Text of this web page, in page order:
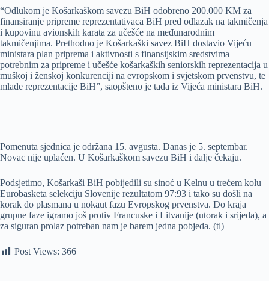
“Odlukom je Košarkaškom savezu BiH odobreno 200.000 KM za
finansiranje pripreme reprezentativaca BiH pred odlazak na takmičenja
i kupovinu avionskih karata za učešće na međunarodnim
takmičenjima. Prethodno je Košarkaški savez BiH dostavio Vijeću
ministara plan priprema i aktivnosti s finansijskim sredstvima
potrebnim za pripreme i učešće košarkaških seniorskih reprezentacija u
muškoj i ženskoj konkurenciji na evropskom i svjetskom prvenstvu, te
mlade reprezentacije BiH”, saopšteno je tada iz Vijeća ministara BiH.
Pomenuta sjednica je održana 15. avgusta. Danas je 5. septembar.
Novac nije uplaćen. U Košarkaškom savezu BiH i dalje čekaju.
Podsjetimo, Košarkaši BiH pobijedili su sinoć u Kelnu u trećem kolu
Eurobasketa selekciju Slovenije rezultatom 97:93 i tako su došli na
korak do plasmana u nokaut fazu Evropskog prvenstva. Do kraja
grupne faze igramo još protiv Francuske i Litvanije (utorak i srijeda), a
za siguran prolaz potreban nam je barem jedna pobjeda. (tl)
Post Views: 366